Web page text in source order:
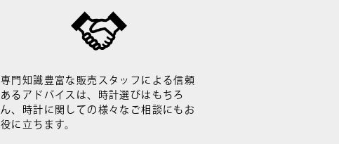
専門知識豊富な販売スタッフによる信頼
あるアドバイスは、時計選びはもちろ
ん、時計に関しての様々なご相談にもお
役に立ちます。